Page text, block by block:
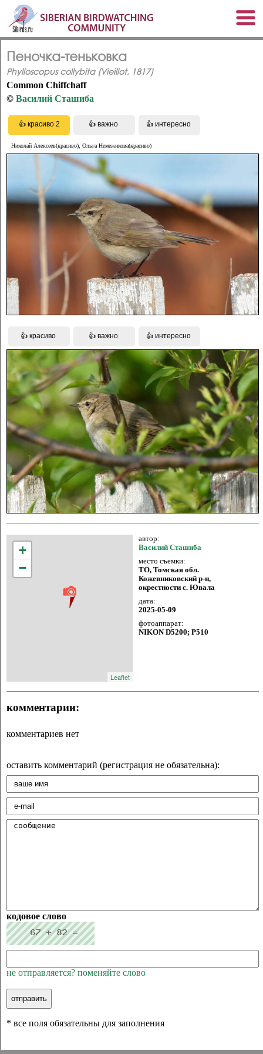
Пеночка-теньковка
Phylloscopus collybita (Vieillot, 1817)
Common Chiffchaff
© Василий Сташиба
Николай Алексеев(красиво), Ольга Немежикова(красиво)
+
−
Leaflet
автор:
Василий Сташиба
место съемки:
ТО, Томская обл.
Кожевниковский р-н,
окрестности с. Ювала
дата:
2025-05-09
фотоаппарат:
NIKON D5200; P510
комментарии:
комментариев нет
оставить комментарий (регистрация не обязательна):
кодовое слово
не отправляется? поменяйте слово
* все поля обязательны для заполнения